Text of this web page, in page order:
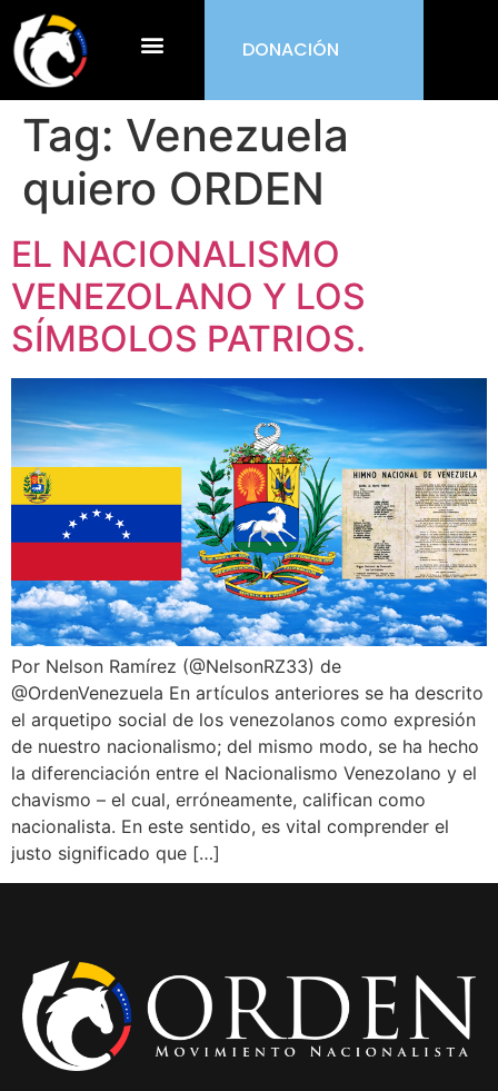
DONACIÓN
Tag: Venezuela
quiero ORDEN
EL NACIONALISMO
VENEZOLANO Y LOS
SÍMBOLOS PATRIOS.
Por Nelson Ramírez (@NelsonRZ33) de
@OrdenVenezuela En artículos anteriores se ha descrito
el arquetipo social de los venezolanos como expresión
de nuestro nacionalismo; del mismo modo, se ha hecho
la diferenciación entre el Nacionalismo Venezolano y el
chavismo – el cual, erróneamente, califican como
nacionalista. En este sentido, es vital comprender el
justo significado que […]